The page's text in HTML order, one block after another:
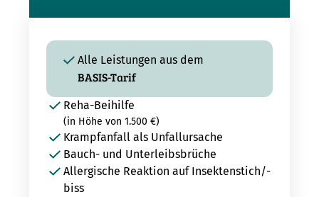
Alle Leistungen aus dem
BASIS-Tarif
Reha-Beihilfe
(in Höhe von 1.500 €)
Krampfanfall als Unfallursache
Bauch- und Unterleibsbrüche
Allergische Reaktion auf Insektenstich/-
biss